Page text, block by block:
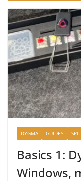
DYGMA GUIDES
Basics 1:
Windows,